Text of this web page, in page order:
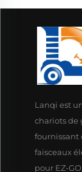
Lanqi est
chariots de
fournissant
faisceaux
pour EZ-